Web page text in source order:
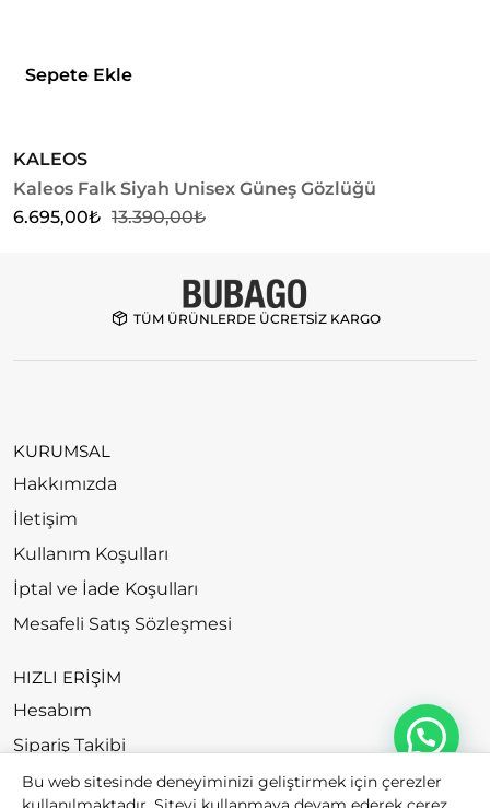
Sepete Ekle
KALEOS
Kaleos Falk Siyah Unisex Güneş Gözlüğü
13.390,00₺
6.695,00₺
TÜM ÜRÜNLERDE ÜCRETSİZ KARGO
KURUMSAL
Hakkımızda
İletişim
Kullanım Koşulları
İptal ve İade Koşulları
Mesafeli Satış Sözleşmesi
HIZLI ERİŞİM
Hesabım
Sipariş Takibi
Bu web sitesinde deneyiminizi geliştirmek için çerezler